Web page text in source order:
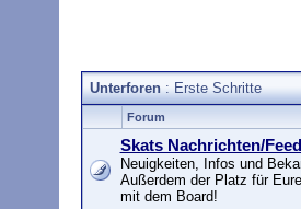
Unterforen: Erste Schritte
Forum
Skats Nachrichten/
Neuigkeiten, Infos und
Außerdem der Platz für
mit dem Board!